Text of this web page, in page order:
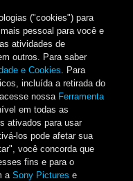
("cookies") para
pessoal para você e
atividades de
outros. Para saber
e Cookies. Para
incluída a retirada do
nossa Ferramenta
em todas as
ativados para usar
los pode afetar sua
você concorda que
fins e para o
aSony Pictures e